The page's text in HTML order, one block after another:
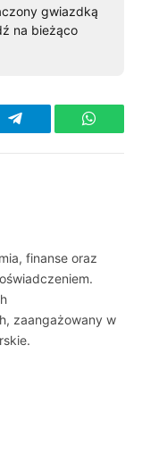
gwiazdką
na bieżąco
Telegram
finanse oraz
zaangażowany w